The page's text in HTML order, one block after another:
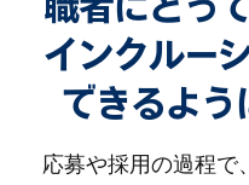
インクルー
できるよ
応募や採用の過程で